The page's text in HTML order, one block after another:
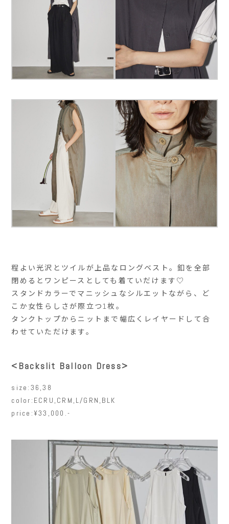
程よい光沢とツイルが上品なロングベスト。釦を全部
閉めるとワンピースとしても着ていだけます♡
スタンドカラーでマニッシュなシルエットながら、ど
こか女性らしさが際立つ1枚。
タンクトップからニットまで幅広くレイヤードして合
わせていただけます。
<Backslit Balloon Dress>
size:36,38
color:ECRU,CRM,L/GRN,BLK
price:¥33,000.-